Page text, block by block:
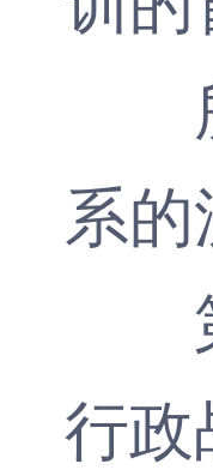
所
系
第
行